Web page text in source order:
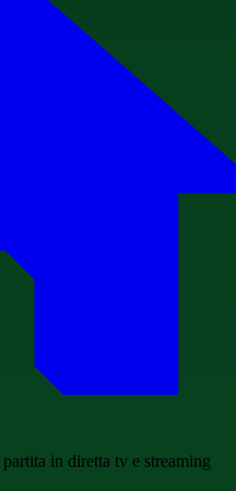
in diretta tv e streaming